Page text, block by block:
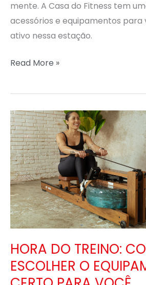
mente. A Casa do Fitness tem
acessórios e equipamentos
ativo nessa estação.
Read More »
HORA DO TREINO:
ESCOLHER O
HORA
DO
TREINO:
COMO
ESCOLHER
O
EQUIPAMENTO
CERTO
VOCÊ